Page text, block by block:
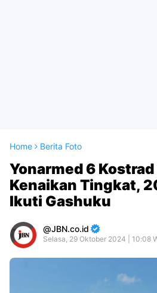
Home Berita Foto
Yonarmed 6
Kenaikan Tingkat,
Ikuti Gashuku
JBN.co.id
Selasa, 29 Oktober 2024 | 10:08